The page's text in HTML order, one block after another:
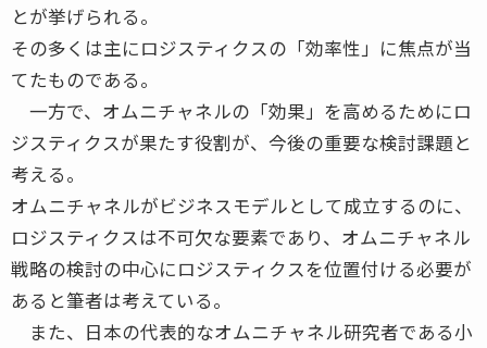
とが挙げられる。
その多くは主にロジスティクスの「効率性」に焦点が当
てたものである。
一方で、オムニチャネルの「効果」を高めるためにロ
ジスティクスが果たす役割が、今後の重要な検討課題と
考える。
オムニチャネルがビジネスモデルとして成立するのに、
ロジスティクスは不可欠な要素であり、オムニチャネル
戦略の検討の中心にロジスティクスを位置付ける必要が
あると筆者は考えている。
また、日本の代表的なオムニチャネル研究者である小